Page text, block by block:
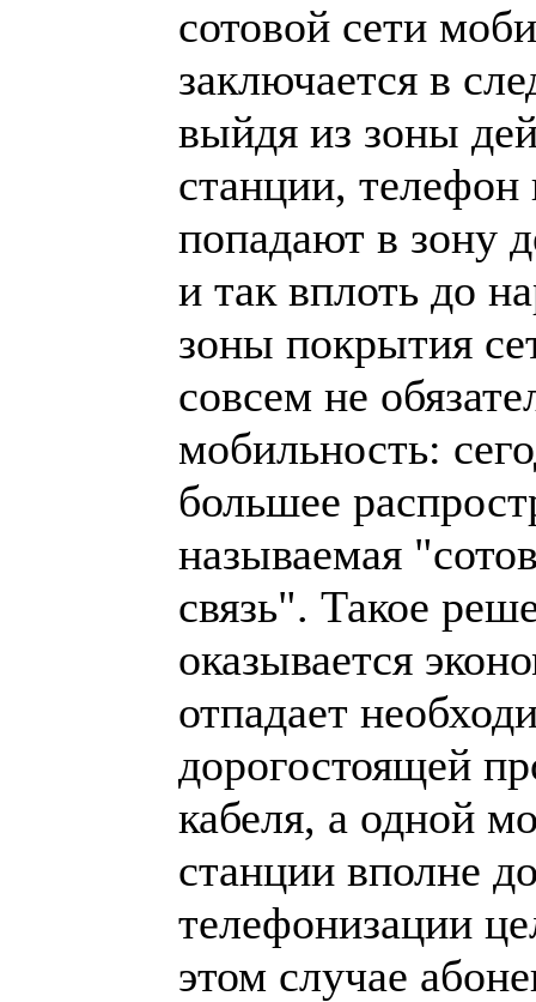
сотовой сети
заключается в
выйдя из зоны
станции, телефон
попадают в зону
и так вплоть до
зоны покрытия
совсем не
мобильность:
большее
называемая
связь". Такое
оказывается
отпадает
дорогостоящей
кабеля, а одной
станции вполне
телефонизации
этом случае